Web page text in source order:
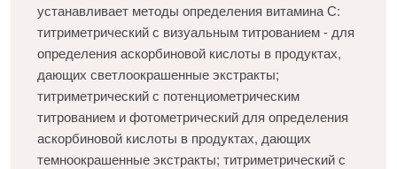
устанавливает методы определения витамина С:
титриметрический с визуальным титрованием - для
определения аскорбиновой кислоты в продуктах,
дающих светлоокрашенные экстракты;
титриметрический с потенциометрическим
титрованием и фотометрический для определения
аскорбиновой кислоты в продуктах, дающих
темноокрашенные экстракты; титриметрический с